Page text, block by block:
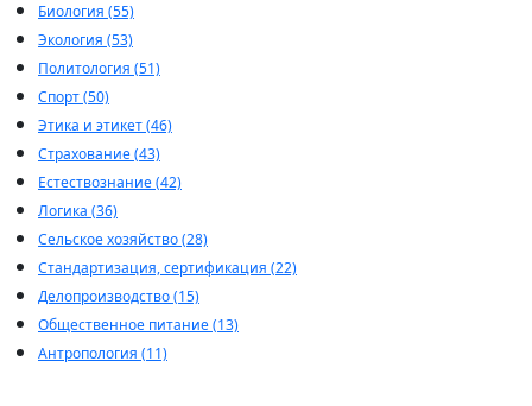
Биология (55)
Экология (53)
Политология (51)
Спорт (50)
Этика и этикет (46)
Страхование (43)
Естествознание (42)
Логика (36)
Сельское хозяйство (28)
Стандартизация, сертификация (22)
Делопроизводство (15)
Общественное питание (13)
Антропология (11)